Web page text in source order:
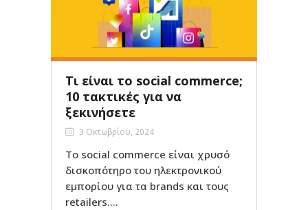
Τι είναι το social commerce;
10 τακτικές για να
ξεκινήσετε
3 Οκτωβρίου, 2024
Το social commerce είναι χρυσό
δισκοπότηρο του ηλεκτρονικού
εμπορίου για τα brands και τους
retailers....